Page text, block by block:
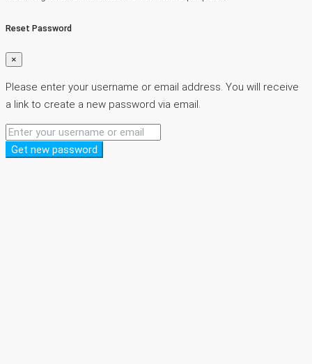
Reset Password
×
Please enter your username or email address. You will receive
a link to create a new password via email.
Get new password